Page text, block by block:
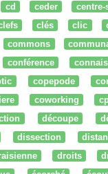
cd ceder centre-
clés clic
commons
conférence
copepode
coworking
découpe
dissection
droits